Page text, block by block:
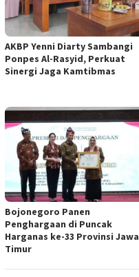
AKBP Yenni Diarty Sambangi
Ponpes Al-Rasyid, Perkuat
Sinergi Jaga Kamtibmas
Bojonegoro Panen
Penghargaan di Puncak
Harganas ke-33 Provinsi Jawa
Timur